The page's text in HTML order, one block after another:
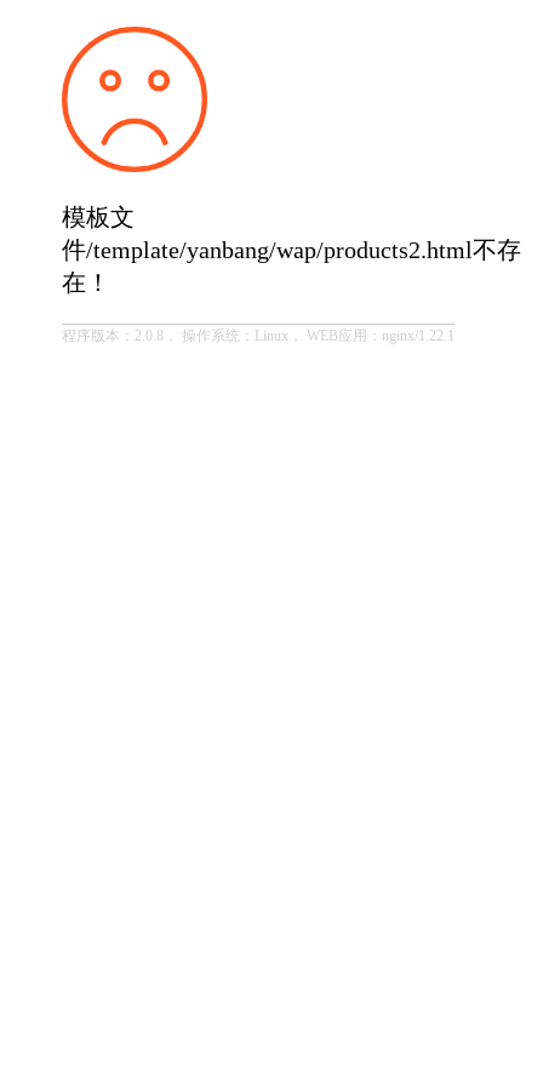
模板文
件/template/yanbang/wap/products2.html不存
在！
程序版本：2.0.8， 操作系统：Linux， WEB应用：nginx/1.22.1